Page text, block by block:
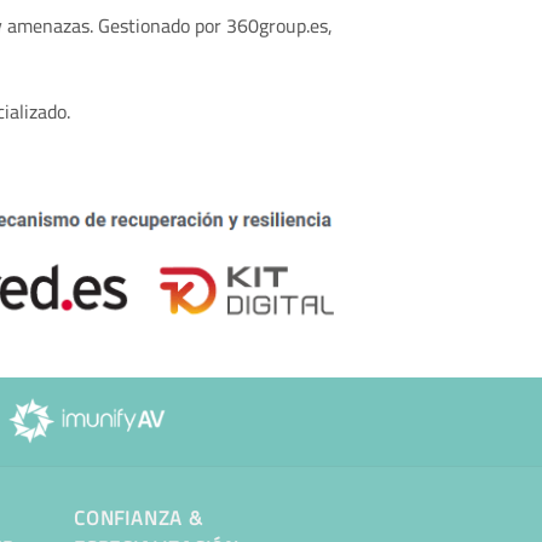
Gestionado por 360group.es,
CONFIANZA &